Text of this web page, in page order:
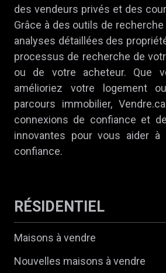
des vendeurs privés et des
Grâce à des outils de
analyses détaillées des
processus de recherche de
ou de votre acheteur. Que
amélioriez votre logement
parcours immobilier,
connexions de confiance et
innovantes pour vous aider
confiance.
RÉSIDENTIEL
Maisons à vendre
Nouvelles maisons à vendre